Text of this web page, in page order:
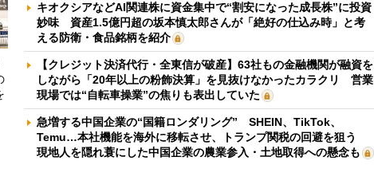
キオクシアなどAI関連株に資金集中で“割安になった成長株”に投資
妙味 資産1.5億円超の坂本慎太郎さんが「絶好の仕込み時」と考
える防衛・食品銘柄を紹介
【クレジット決済代行・全東信が破産】63社もの金融機関が融資を
しながら「20年以上の粉飾決算」を見抜けなかったカラクリ 営業
現場では“自転車操業”の焦りも表出していた
急増する中国企業の“国籍ロンダリング” SHEIN、TikTok、
Temu…本社機能を海外に移転させ、トランプ関税の回避を狙う
現地人を隠れ蓑にした中国企業の農業参入・土地取得への懸念も